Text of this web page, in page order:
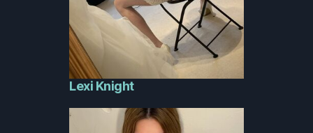
Lexi Knight